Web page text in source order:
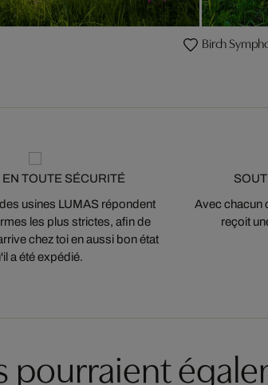
Birch
TOUTE SÉCURITÉ
usines LUMAS répondent
les plus strictes, afin de
chez toi en aussi bon état
a été expédié.
Avec chacun
reçoit
pourraient